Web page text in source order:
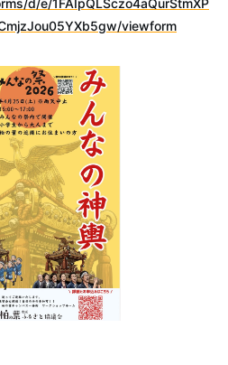
d/e/1FAIpQLSczo4aQurStmXP
viewform